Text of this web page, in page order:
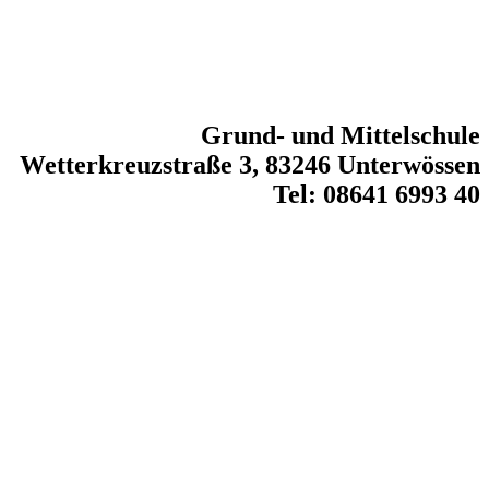
Grund- und Mittelschule
Wetterkreuzstraße 3, 83246 Unterwössen
Tel: 08641 6993 40